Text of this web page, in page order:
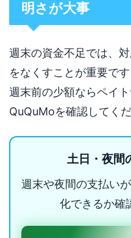
明さが大事
週末の資金不足では、
をなくすことが重要で
週末前の少額ならペイ
QuQuMoを確認してくだ
土日・夜間
週末や夜間の支払い
化できるか確